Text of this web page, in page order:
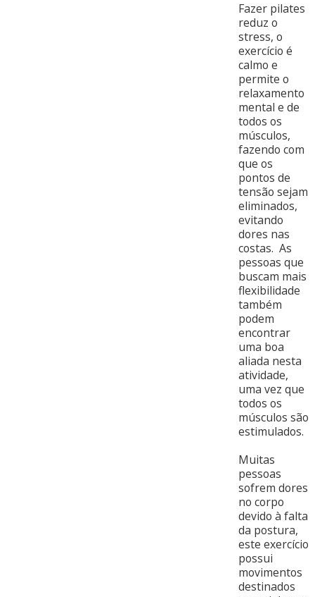
Fazer pilates
reduz o
stress, o
exercício é
calmo e
permite o
relaxamento
mental e de
todos os
músculos,
fazendo com
que os
pontos de
tensão sejam
eliminados,
evitando
dores nas
costas. As
pessoas que
buscam mais
flexibilidade
também
podem
encontrar
uma boa
aliada nesta
atividade,
uma vez que
todos os
músculos são
estimulados.
Muitas
pessoas
sofrem dores
no corpo
devido à falta
da postura,
este exercício
possui
movimentos
destinados